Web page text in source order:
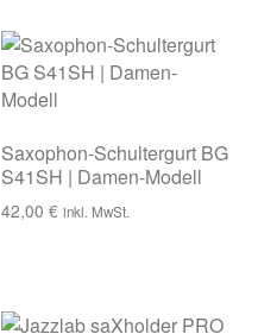
Saxophon-Schultergurt BG
S41SH | Damen-Modell
42,00€ inkl. MwSt.